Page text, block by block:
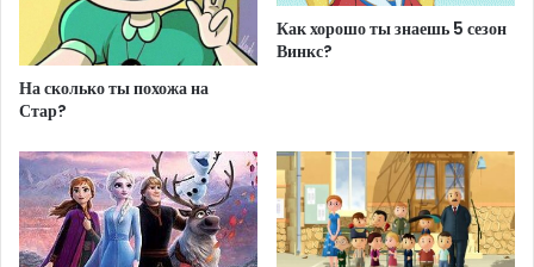
На сколько ты похожа на
Стар?
Как хорошо ты знаешь 5 сезон
Винкс?